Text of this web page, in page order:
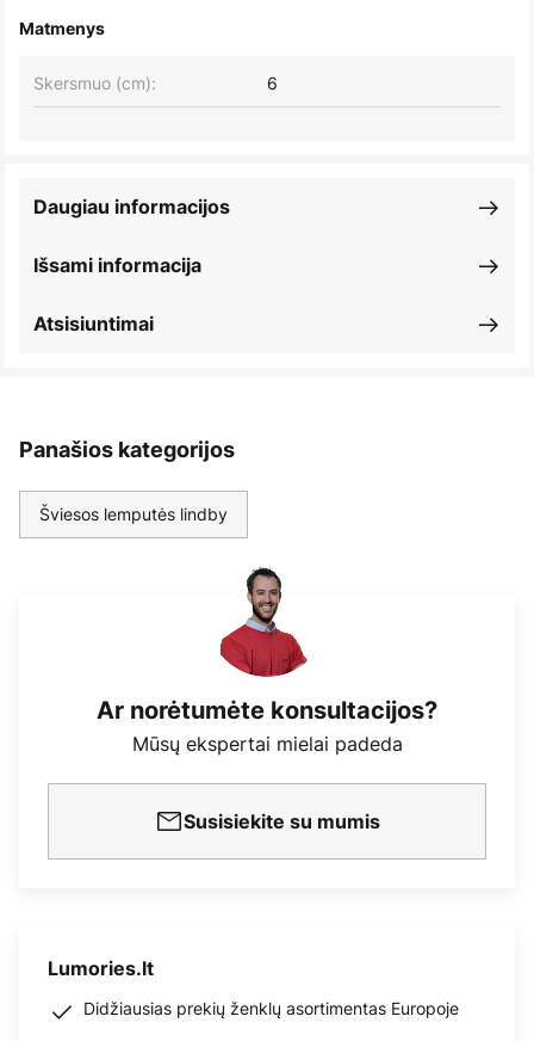
Matmenys
Skersmuo (cm): 6
Išsami informacija
Daugiau informacijos
Atsisiuntimai
Panašios kategorijos
Šviesos lemputės lindby
Ar norėtumėte konsultacijos?
Mūsų ekspertai mielai padeda
Susisiekite su mumis
Lumories.lt
Didžiausias prekių ženklų asortimentas Europoje